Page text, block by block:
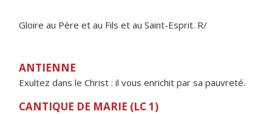
Gloire au Père et au Fils et au Saint-Esprit. R/
ANTIENNE
Exultez dans le Christ : il vous enrichit par sa pauvreté.
CANTIQUE DE MARIE (LC 1)